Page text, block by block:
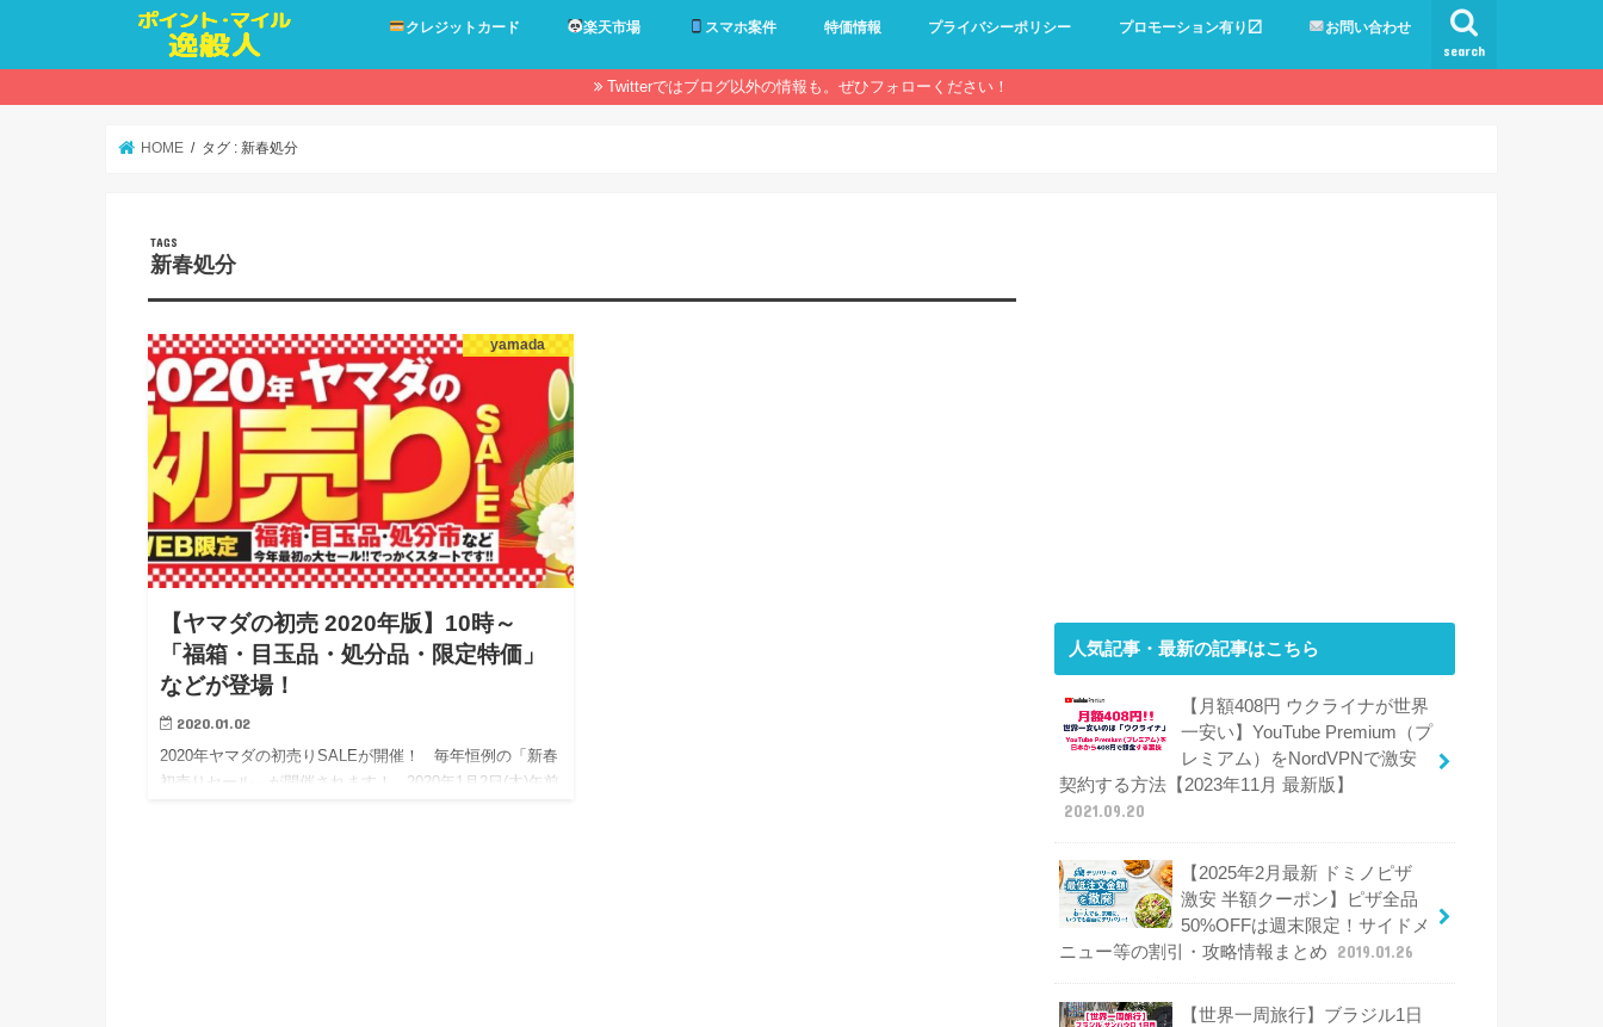
search
クレジットカード 楽天市場 スマホ案件 特価情報 プライバシーポリシー プロモーション有り〼 お問い合わせ
Twitterではブログ以外の情報も。ぜひフォローください！
HOME タグ : 新春処分
新春処分
yamada
【ヤマダの初売 2020年版】10時～
「福箱・目玉品・処分品・限定特価」
などが登場！
2020.01.02
2020年ヤマダの初売りSALEが開催！ 毎年恒例の「新春
初売りセール」が開催されます！ 2020年1月2日(木)午前
人気記事・最新の記事はこちら
【月額408円 ウクライナが世界
一安い】YouTube Premium（プ
レミアム）をNordVPNで激安
契約する方法【2023年11月 最新版】
2021.09.20
【2025年2月最新 ドミノピザ
激安 半額クーポン】ピザ全品
50%OFFは週末限定！サイドメ
ニュー等の割引・攻略情報まとめ
2019.01.26
【世界一周旅行】ブラジル1日